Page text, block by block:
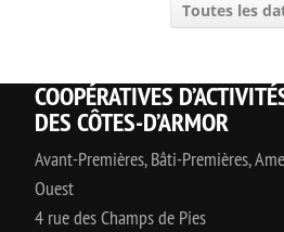
Toutes les
COOPÉRATIVES
DES CÔTES-D’ARMOR
Avant-Premières, Bâti-Premières,
Ouest
4 rue des Champs de Pies